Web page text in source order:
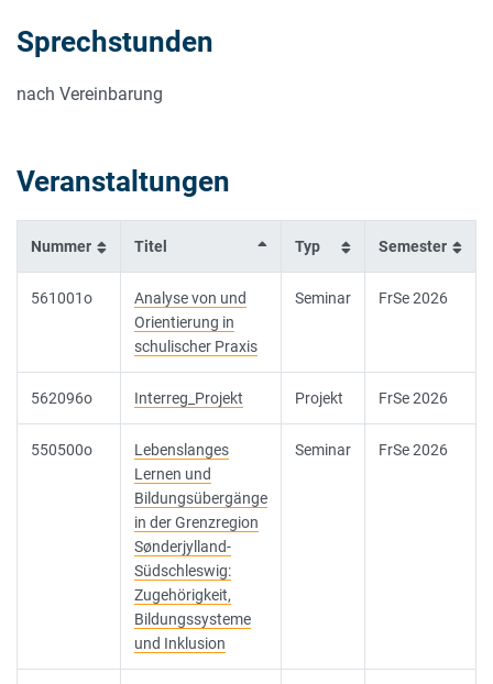
Sprechstunden
nach Vereinbarung
Veranstaltungen
Nummer Titel Typ Semester
561001o
Analyse von und
Orientierung in
schulischer Praxis
Seminar FrSe 2026
562096o Interreg_Projekt Projekt FrSe 2026
550500o
Lebenslanges
Lernen und
Bildungsübergänge
in der Grenzregion
Sønderjylland-
Südschleswig:
Zugehörigkeit,
Bildungssysteme
und Inklusion
Seminar FrSe 2026